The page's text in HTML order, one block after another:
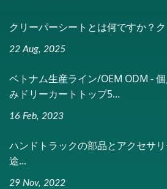
クリーパーシートとは何ですか？
22 Aug, 2025
ベトナム生産ライン/OEM ODM -
みドリーカートトップ5...
16 Feb, 2023
ハンドトラックの部品とアクセサ
途...
29 Nov, 2022